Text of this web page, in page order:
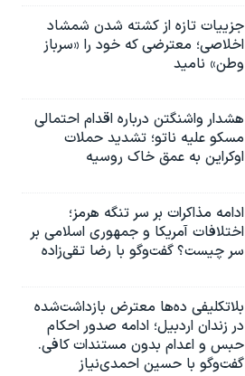
جزییات تازه از کشته شدن شمشاد
اخلاصی؛ معترضی که خود را «سرباز
وطن» نامید
هشدار واشنگتن درباره اقدام احتمالی
مسکو علیه ناتو؛ تشدید حملات
اوکراین به عمق خاک روسیه
ادامه مذاکرات بر سر تنگه هرمز؛
اختلافات آمریکا و جمهوری اسلامی بر
سر چیست؟ گفت‌وگو با رضا تقی‌زاده
بلاتکلیفی ده‌ها معترض بازداشت‌شده
در زندان اردبیل؛ ادامه صدور احکام
حبس و اعدام بدون مستندات کافی.
گفت‌وگو با حسین احمدی‌نیاز